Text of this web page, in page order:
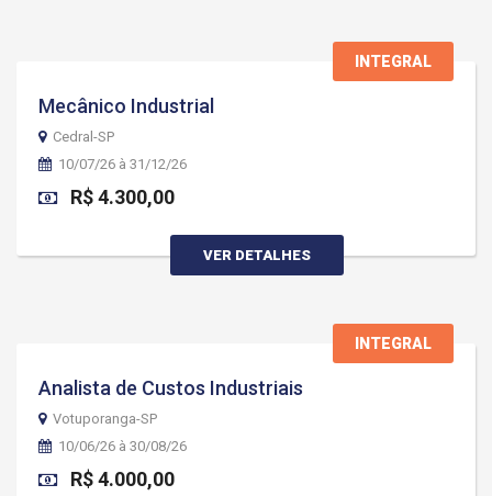
INTEGRAL
Mecânico Industrial
Cedral-SP
10/07/26 à 31/12/26
R$ 4.300,00
VER DETALHES
INTEGRAL
Analista de Custos Industriais
Votuporanga-SP
10/06/26 à 30/08/26
R$ 4.000,00